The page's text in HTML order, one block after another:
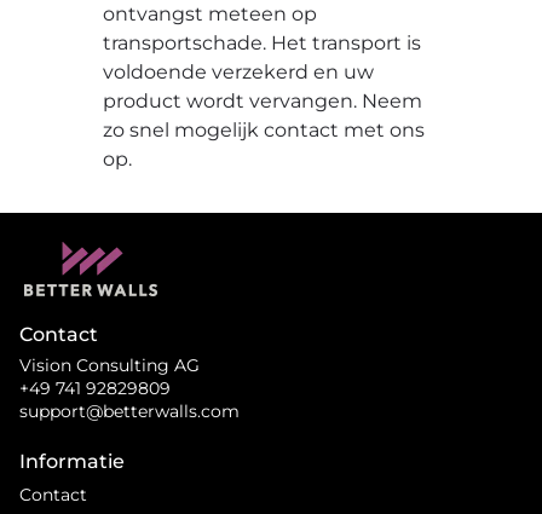
ontvangst meteen op
transportschade. Het transport is
voldoende verzekerd en uw
product wordt vervangen. Neem
zo snel mogelijk contact met ons
op.
Contact
Vision Consulting AG
+49 741 92829809
support@betterwalls.com
Informatie
Contact